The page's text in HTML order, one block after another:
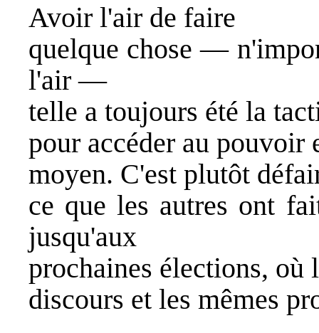
Avoir l'air de faire
quelque chose —
l'air —
telle a toujours été la
pour accéder au pouvoir
moyen. C'est plutôt
ce que les autres ont
jusqu'aux
prochaines élections, où
discours et les mêmes